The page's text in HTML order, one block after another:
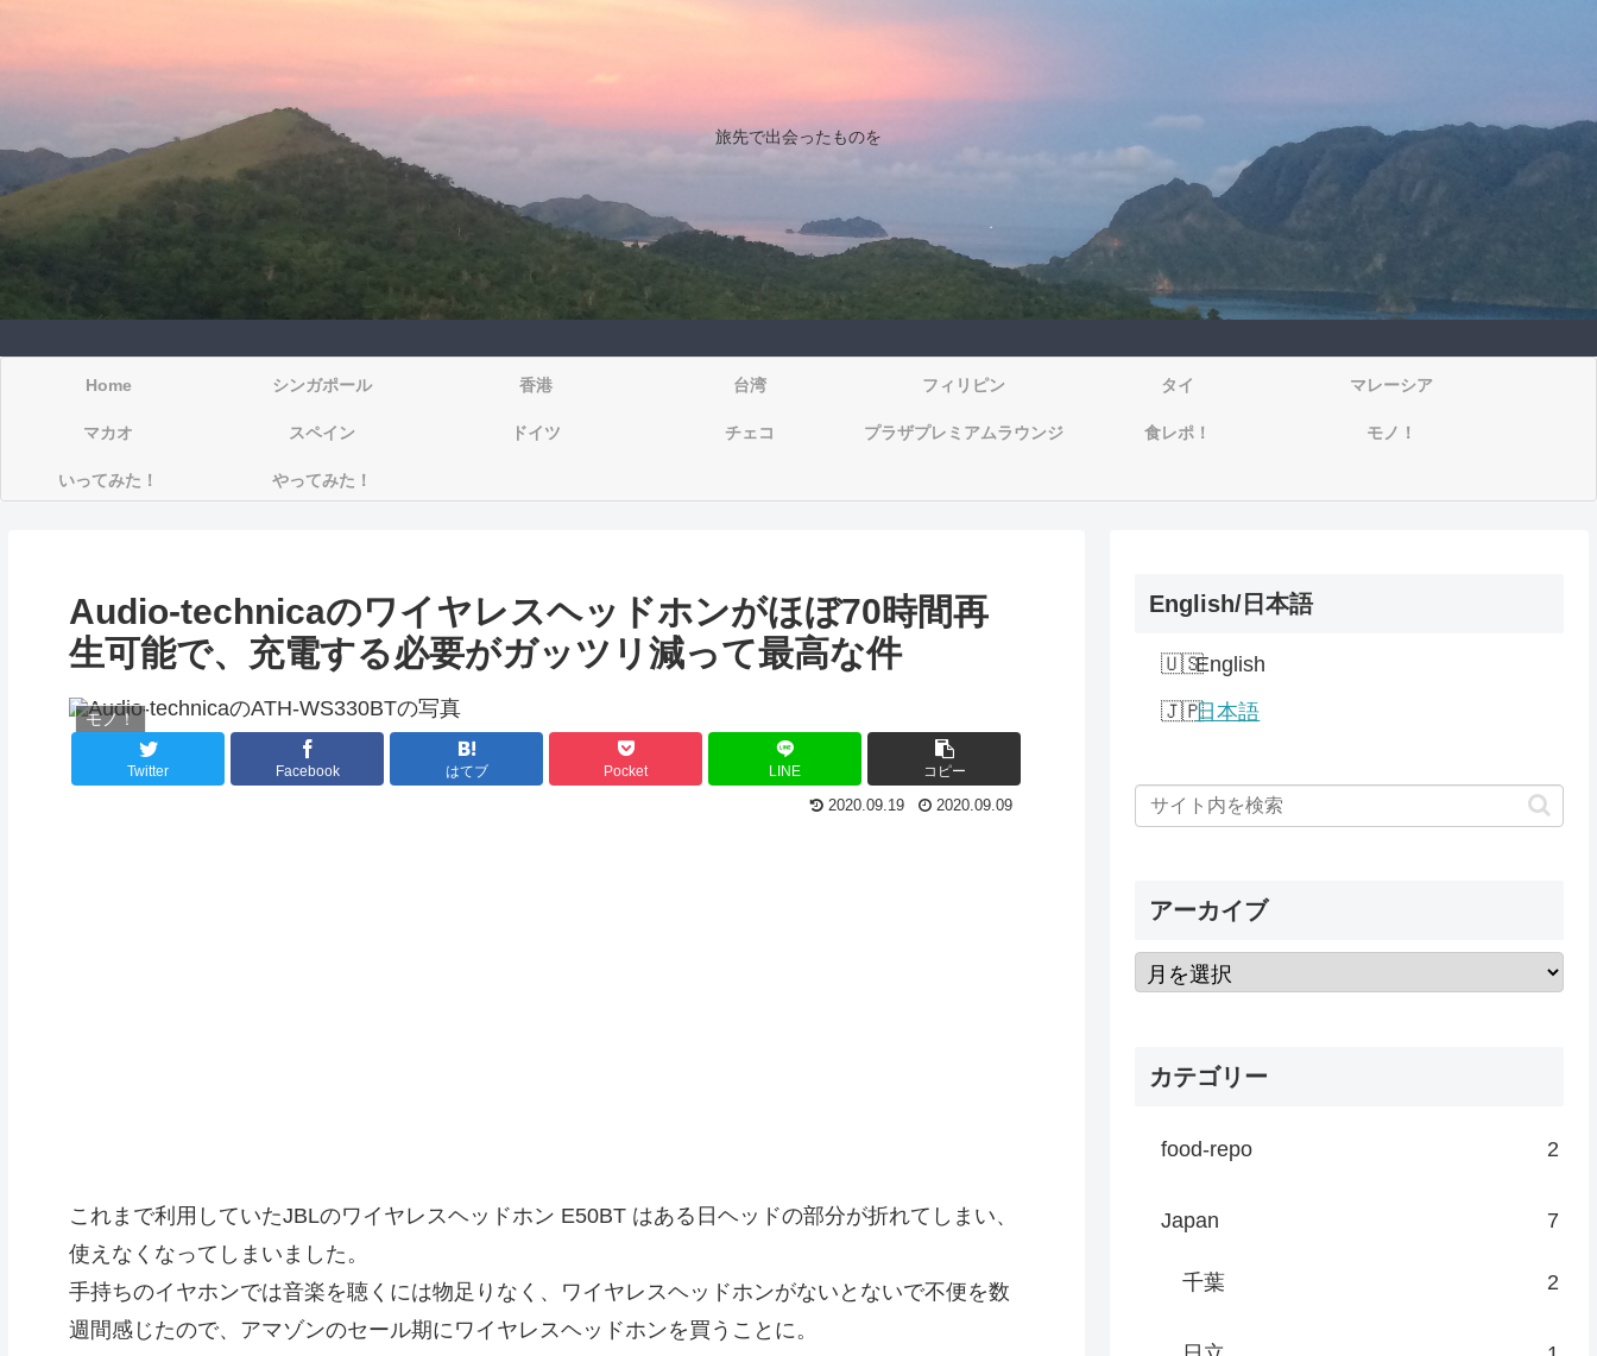
旅先で出会ったものを
Home シンガポール 香港 台湾 フィリピン タイ マレーシア
マカオ スペイン ドイツ チェコ プラザプレミアムラウンジ 食レポ！ モノ！
いってみた！ やってみた！
Audio-technicaのワイヤレスヘッドホンがほぼ70時間再
生可能で、充電する必要がガッツリ減って最高な件
モノ！
Twitter Facebook はてブ Pocket LINE コピー
2020.09.19 2020.09.09
これまで利用していたJBLのワイヤレスヘッドホン E50BT はある日ヘッドの部分が折れてしまい、
使えなくなってしまいました。
手持ちのイヤホンでは音楽を聴くには物足りなく、ワイヤレスヘッドホンがないとないで不便を数
週間感じたので、アマゾンのセール期にワイヤレスヘッドホンを買うことに。
English/日本語
English
日本語
アーカイブ
カテゴリー
food-repo 2
Japan 7
千葉 2